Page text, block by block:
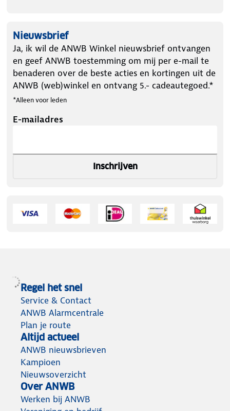
Nieuwsbrief
Ja, ik wil de ANWB Winkel nieuwsbrief ontvangen
en geef ANWB toestemming om mij per e-mail te
benaderen over de beste acties en kortingen uit de
ANWB (web)winkel en ontvang 5.- cadeautegoed.*
*Alleen voor leden
E-mailadres
Inschrijven
Regel het snel
Service & Contact
ANWB Alarmcentrale
Plan je route
Altijd actueel
ANWB nieuwsbrieven
Kampioen
Nieuwsoverzicht
Over ANWB
Werken bij ANWB